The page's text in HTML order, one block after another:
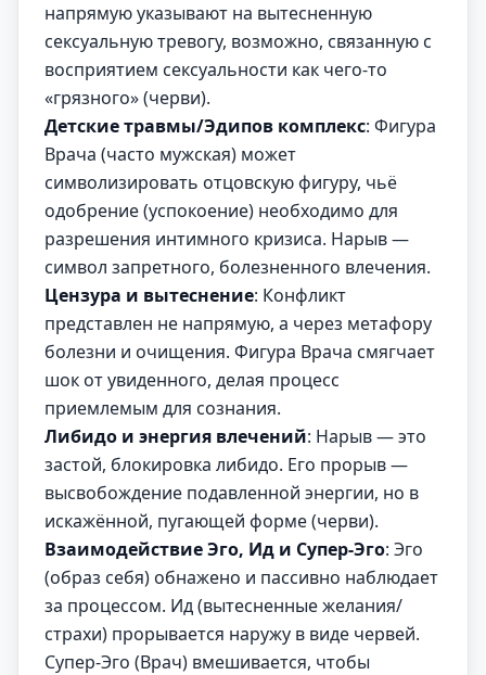
напрямую указывают на вытесненную
сексуальную тревогу, возможно, связанную с
восприятием сексуальности как чего-то
«грязного» (черви).
Детские травмы/Эдипов комплекс: Фигура
Врача (часто мужская) может
символизировать отцовскую фигуру, чьё
одобрение (успокоение) необходимо для
разрешения интимного кризиса. Нарыв —
символ запретного, болезненного влечения.
Цензура и вытеснение: Конфликт
представлен не напрямую, а через метафору
болезни и очищения. Фигура Врача смягчает
шок от увиденного, делая процесс
приемлемым для сознания.
Либидо и энергия влечений: Нарыв — это
застой, блокировка либидо. Его прорыв —
высвобождение подавленной энергии, но в
искажённой, пугающей форме (черви).
Взаимодействие Эго, Ид и Супер-Эго: Эго
(образ себя) обнажено и пассивно наблюдает
за процессом. Ид (вытесненные желания/
страхи) прорывается наружу в виде червей.
Супер-Эго (Врач) вмешивается, чтобы